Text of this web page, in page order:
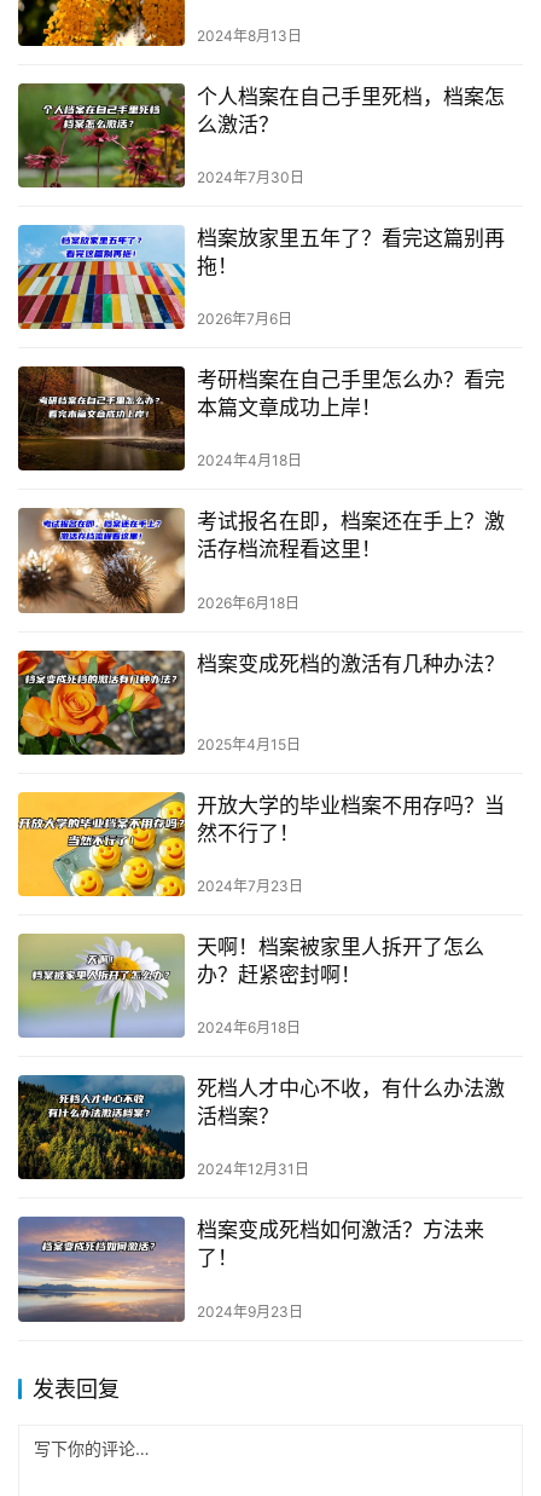
2024年8月13日
个人档案在自己手里死档，档案怎
么激活？
2024年7月30日
档案放家里五年了？看完这篇别再
拖！
2026年7月6日
考研档案在自己手里怎么办？看完
本篇文章成功上岸！
2024年4月18日
考试报名在即，档案还在手上？激
活存档流程看这里！
2026年6月18日
档案变成死档的激活有几种办法？
2025年4月15日
开放大学的毕业档案不用存吗？当
然不行了！
2024年7月23日
天啊！档案被家里人拆开了怎么
办？赶紧密封啊！
2024年6月18日
死档人才中心不收，有什么办法激
活档案？
2024年12月31日
档案变成死档如何激活？方法来
了！
2024年9月23日
发表回复